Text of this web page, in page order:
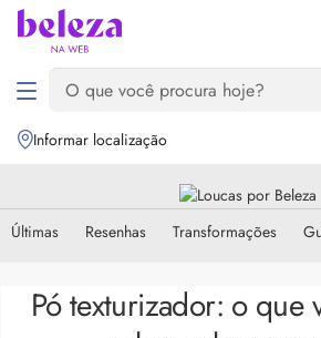
Informar localização
Últimas Resenhas Transformações
Pó texturizador: o que